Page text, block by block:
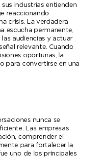
industrias entienden
reaccionando
crisis. La verdadera
escucha permanente,
audiencias y actuar
relevante. Cuando
oportunas, la
para convertirse en una
nunca se
Las empresas
comprender el
para fortalecer la
uno de los principales